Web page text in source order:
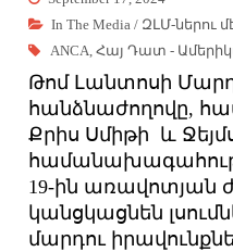
In The Media / ԶԼՄ-ներու
ANCA,Հայ Դատ -
Թոմ Լանտոսի
հանձնաժողովը,
Քրիս Սմիթի և
19-ին առավոտյան
կանցկացնեն
մարդու